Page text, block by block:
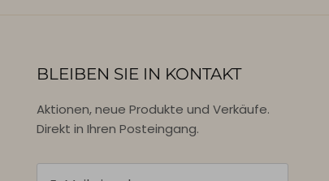
BLEIBEN SIE IN KONTAKT
Aktionen, neue Produkte und Verkäufe.
Direkt in Ihren Posteingang.